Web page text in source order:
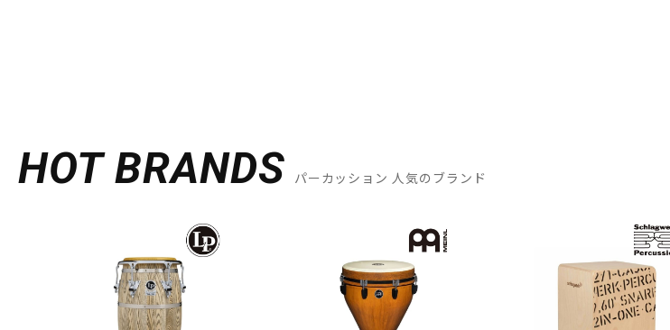
HOT BRANDS パーカッション 人気のブランド